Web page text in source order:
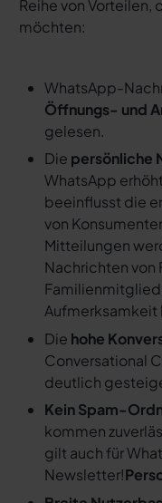
Reihe von Vorteilen,
möchten:
WhatsApp-
Öffnungs- und
gelesen.
Die persönliche
WhatsApp
beeinflusst die
von
Mitteilungen
Nachrichten von
Die hohe
Conversational
deutlich
Kein Spam-
kommen
gilt auch für
Newsletter!